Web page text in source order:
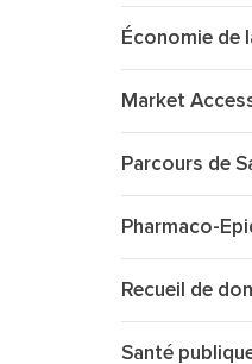
Économie de
Market
Parcours de
Pharmaco-
Recueil de
Santé